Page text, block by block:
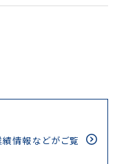
情報などがご覧